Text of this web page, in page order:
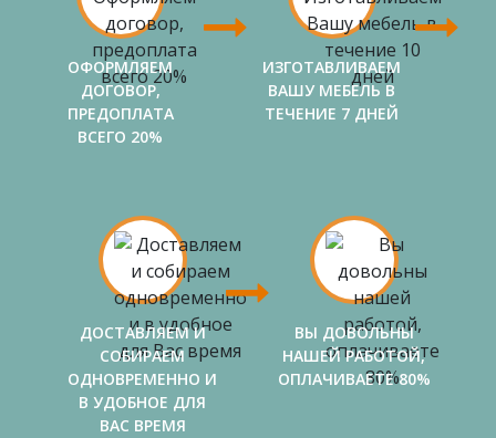
ОФОРМЛЯЕМ
ДОГОВОР,
ПРЕДОПЛАТА
ВСЕГО 20%
ИЗГОТАВЛИВАЕМ
ВАШУ МЕБЕЛЬ В
ТЕЧЕНИЕ 7 ДНЕЙ
ДОСТАВЛЯЕМ И
СОБИРАЕМ
ОДНОВРЕМЕННО И
В УДОБНОЕ ДЛЯ
ВАС ВРЕМЯ
ВЫ ДОВОЛЬНЫ
НАШЕЙ РАБОТОЙ,
ОПЛАЧИВАЕТЕ 80%